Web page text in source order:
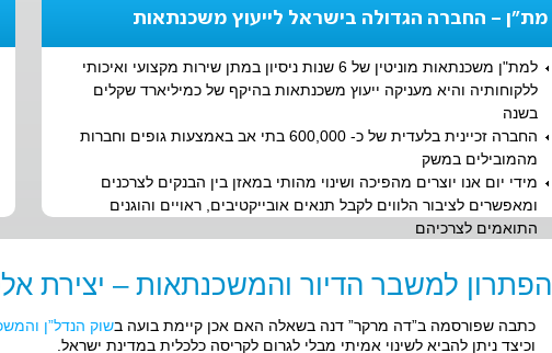
מת"ן - החברה הגדולה בישראל לייעוץ משכנתאות
למת"ן משכנתאות מוניטין של 6 שנות ניסיון במתן שירות מקצועי ואיכותי
ללקוחותיה והיא מעניקה ייעוץ משכנתאות בהיקף של כמיליארד שקלים
בשנה
החברה זכיינית בלעדית של כ- 600,000 בתי אב באמצעות גופים וחברות
מהמובילים במשק
מידי יום אנו יוצרים מהפיכה ושינוי מהותי במאזן בין הבנקים לצרכנים
ומאפשרים לציבור הלווים לקבל תנאים אובייקטיבים, ראויים והוגנים
התואמים לצרכיהם
הפתרון למשבר הדיור והמשכנתאות – יצירת
כתבה שפורסמה ב”דה מרקר” דנה בשאלה האם אכן קיימת בועה בשוק הנדל”ן
וכיצד ניתן להביא לשינוי אמיתי מבלי לגרום לקריסה כלכלית במדינת ישראל.